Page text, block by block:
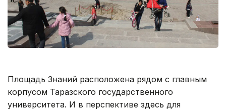
Площадь Знаний расположена рядом с главным
корпусом Таразского государственного
университета. И в перспективе здесь для